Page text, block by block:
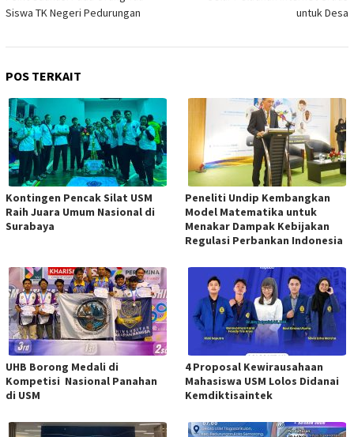
Siswa TK Negeri Pedurungan
untuk Desa
POS TERKAIT
Kontingen Pencak Silat USM
Raih Juara Umum Nasional di
Surabaya
Peneliti Undip Kembangkan
Model Matematika untuk
Menakar Dampak Kebijakan
Regulasi Perbankan Indonesia
UHB Borong Medali di
Kompetisi Nasional Panahan
di USM
4 Proposal Kewirausahaan
Mahasiswa USM Lolos Didanai
Kemdiktisaintek